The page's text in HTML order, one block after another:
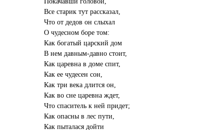
Все старик тут рассказал,
Что от дедов он слыхал
О чудесном боре том:
Как богатый царский дом
В нем давным-давно стоит,
Как царевна в доме спит,
Как ее чудесен сон,
Как три века длится он,
Как во сне царевна ждет,
Что спаситель к ней придет;
Как опасны в лес пути,
Как пыталася дойти